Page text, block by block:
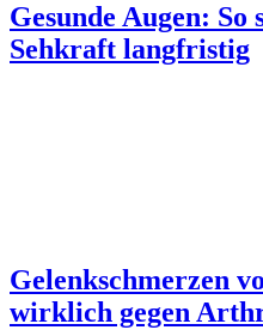
Gesunde Augen: So
Sehkraft langfristig
Gelenkschmerzen
wirklich gegen